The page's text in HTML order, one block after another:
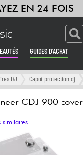
EN 24 FOIS
GUIDES D'ACHAT
DJ Capot protection dj
CDJ-900 cover
similaires